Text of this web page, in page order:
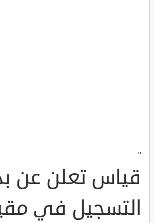
"
قياس تعلن عن
التسجيل في